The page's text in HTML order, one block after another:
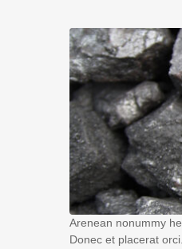
Arenean nonummy
Donec et placerat